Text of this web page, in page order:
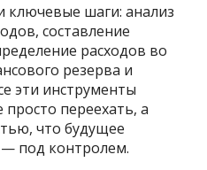
ключевые шаги: анализ
составление
расходов во
резерва и
эти инструменты
переехать, а
что будущее
под контролем.